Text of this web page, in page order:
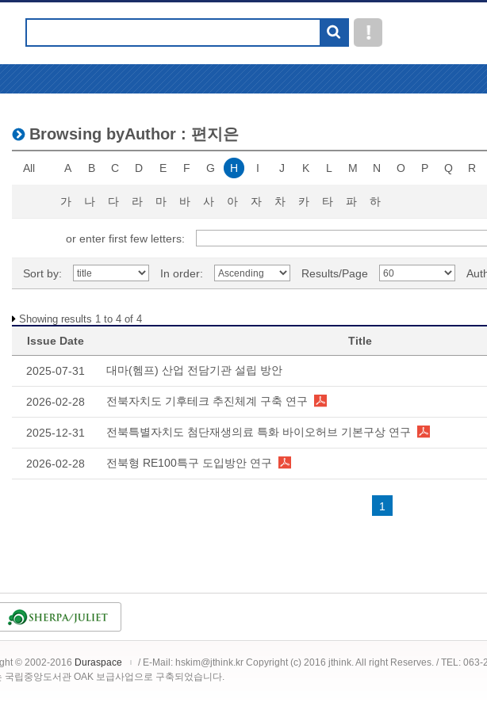
Browsing byAuthor : 편지은
All A B C D E F G H I J K L M N O P Q R
가 나 다 라 마 바 사 아 자 차 카 타 파 하
or enter first few letters:
Sort by: In order: Results/Page
Showing results 1 to 4 of 4
Issue Date Title
2025-07-31 대마(헴프) 산업 전담기관 설립 방안
2026-02-28 전북자치도 기후테크 추진체계 구축 연구
2025-12-31 전북특별자치도 첨단재생의료 특화 바이오허브 기본구상 연구
2026-02-28 전북형 RE100특구 도입방안 연구
1
© 2002-2016 Duraspace
/ E-Mail: hskim@jthink.kr Copyright (c) 2016 jthink. All right Reserves. / TEL: 063-
국립중앙도서관 OAK 보급사업으로 구축되었습니다.